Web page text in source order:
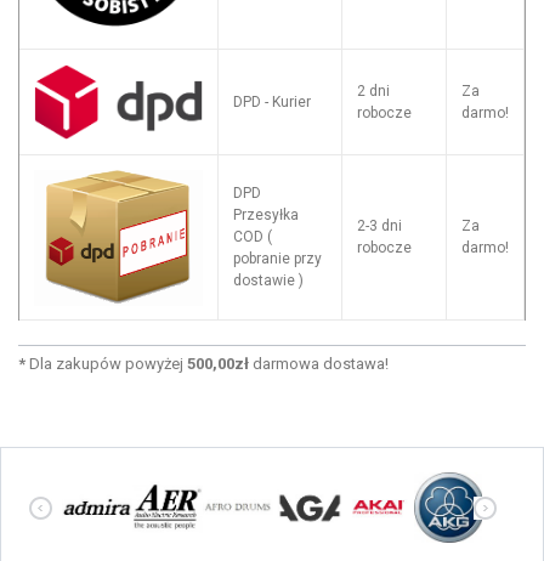
DPD - Kurier
2 dni
robocze
Za
darmo!
DPD
Przesyłka
COD (
pobranie przy
dostawie )
2-3 dni
robocze
Za
darmo!
* Dla zakupów powyżej 500,00zł darmowa dostawa!